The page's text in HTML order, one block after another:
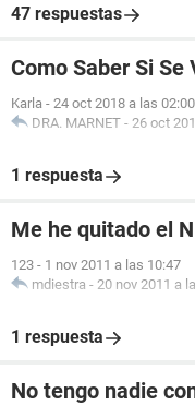
47 respuestas
Como Saber Si
Karla - 24 oct 2018 a las 02:00
DRA. MARNET - 26 oct
1 respuesta
Me he quitado el
123 - 1 nov 2011 a las 10:47
mdiestra - 20 nov 2011 a
1 respuesta
No tengo nadie